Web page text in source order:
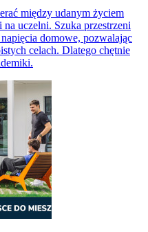
między udanym życiem
uczelni. Szuka przestrzeni
domowe, pozwalając
celach. Dlatego chętnie